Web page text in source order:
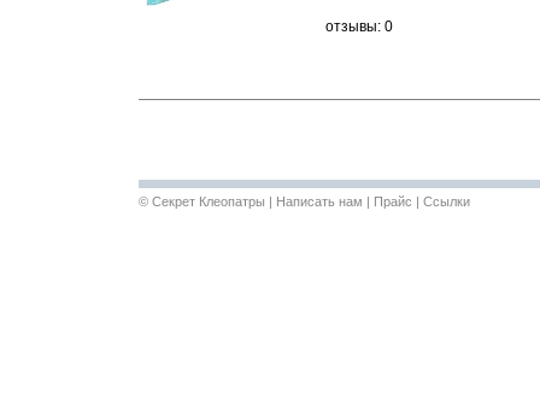
отзывы: 0
© Секрет Клеопатры Написать нам Прайс Ссылки